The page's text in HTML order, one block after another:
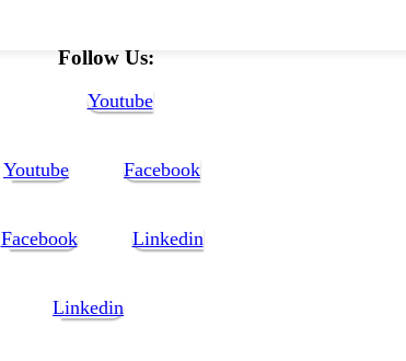
Follow Us:
Youtube
Youtube Facebook
Facebook Linkedin
Linkedin